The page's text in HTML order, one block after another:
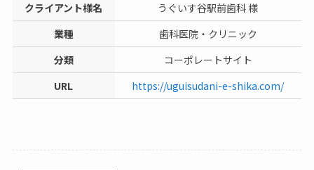
クライアント様名
うぐいす谷駅前歯科 様
業種
歯科医院・クリニック
分類
コーポレートサイト
URL
https://uguisudani-e-shika.com/